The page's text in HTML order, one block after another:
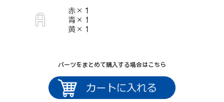
パーツをまとめて購入する場合はこちら